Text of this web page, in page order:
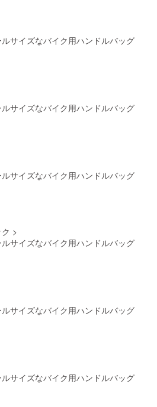
サイズなバイク用ハンドルバッグ
サイズなバイク用ハンドルバッグ
サイズなバイク用ハンドルバッグ
>
サイズなバイク用ハンドルバッグ
サイズなバイク用ハンドルバッグ
サイズなバイク用ハンドルバッグ